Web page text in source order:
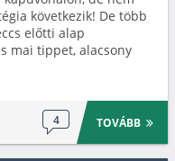
következik! De több
előtti alap
mai tippet, alacsony
4 TOVÁBB